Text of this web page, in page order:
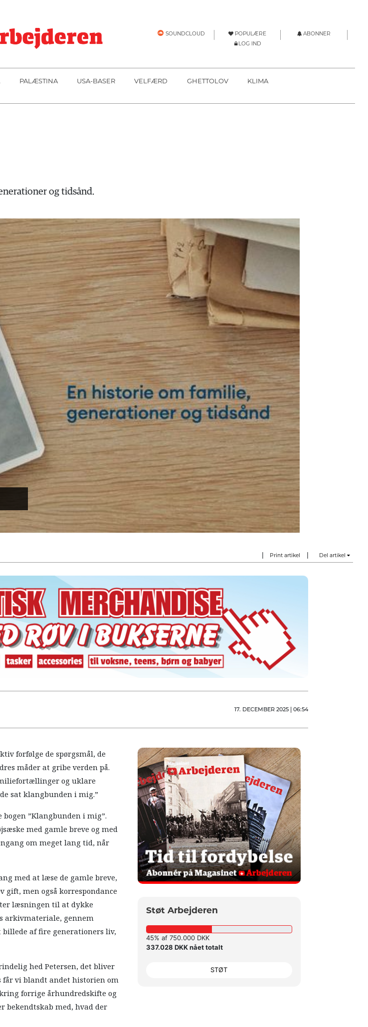
SOUNDCLOUD POPULÆRE
ABONNER
LOG IND
PALÆSTINA USA-BASER VELFÆRD GHETTOLOV
KLIMA
og tidsånd.
Print artikel Del artikel
17. DECEMBER 2025 | 06:54
forfølge de spørgsmål, de
måder at gribe verden på.
og uklare
sat klangbunden i mig.”
”Klangbunden i mig”.
med gamle breve og med
om meget lang tid, når
med at læse de gamle breve,
men også korrespondance
læsningen til at dykke
arkivmateriale, gennem
af fire generationers liv,
hed Petersen, det bliver
får vi blandt andet historien om
forrige århundredskifte og
med, hvad der
Støt Arbejderen
45% af 750.000 DKK
337.028 DKK nået totalt
STØT